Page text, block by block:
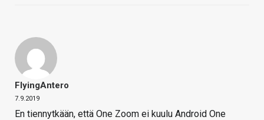
FlyingAntero
7.9.2019
En tiennytkään, että One Zoom ei kuulu Android One